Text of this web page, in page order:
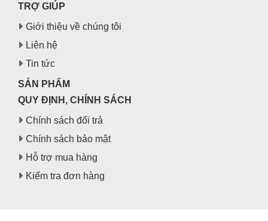
TRỢ GIÚP
Giới thiệu về chúng tôi
Liên hệ
Tin tức
SẢN PHẨM
QUY ĐỊNH, CHÍNH SÁCH
Chính sách đổi trả
Chính sách bảo mật
Hỗ trợ mua hàng
Kiểm tra đơn hàng